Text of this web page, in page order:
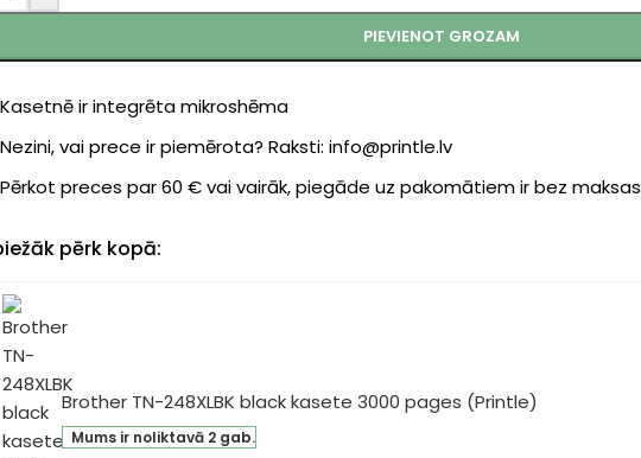
PIEVIENOT GROZAM
Kasetnē ir integrēta mikroshēma
Nezini, vai prece ir piemērota? Raksti: info@printle.lv
Pērkot preces par 60 € vai vairāk, piegāde uz pakomātiem ir bez maksas
pērk kopā:
Brother TN-248XLBK black kasete 3000 pages (Printle)
Mums ir noliktavā 2 gab.